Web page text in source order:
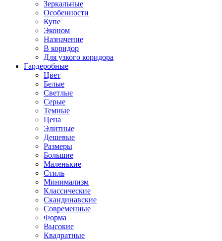
Зеркальные
Особенности
Купе
Эконом
Назначение
В коридор
Для узкого коридора
Гардеробные
Цвет
Белые
Светлые
Серые
Темные
Цена
Элитные
Дешевые
Размеры
Большие
Маленькие
Стиль
Минимализм
Классические
Скандинавские
Современные
Форма
Высокие
Квадратные